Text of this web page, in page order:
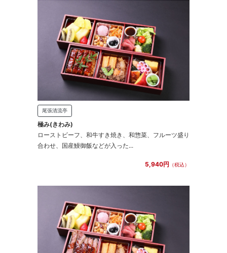
尾張清流亭
極み(きわみ)
ローストビーフ、和牛すき焼き、和惣菜、フルーツ盛り
合わせ、国産鰻御飯などが入った...
5,940円 （税込）